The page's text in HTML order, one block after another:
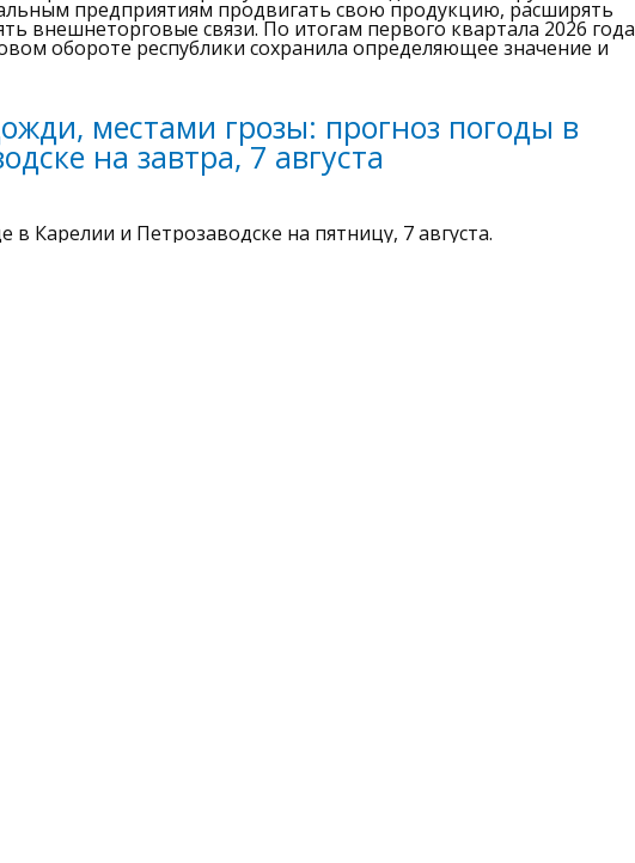
предприятиям продвигать свою продукцию, расширять
внешнеторговые связи. По итогам первого квартала 2026 года
обороте республики сохранила определяющее значение и
местами грозы: прогноз погоды в
на завтра, 7 августа
в Карелии и Петрозаводске на пятницу, 7 августа.